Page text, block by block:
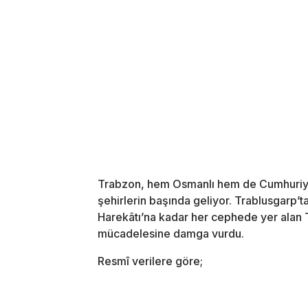
Trabzon, hem Osmanlı hem de
şehirlerin başında geliyor.
Harekâtı’na kadar her cephede yer
mücadelesine damga vurdu.
Resmî verilere göre;